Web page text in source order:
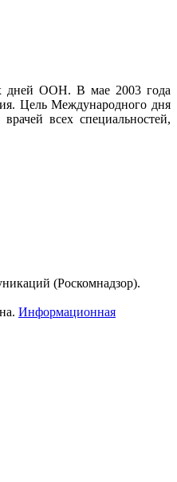
дней ООН. В мае 2003 года
Цель Международного дня
всех специальностей,
(Роскомнадзор).
Информационная